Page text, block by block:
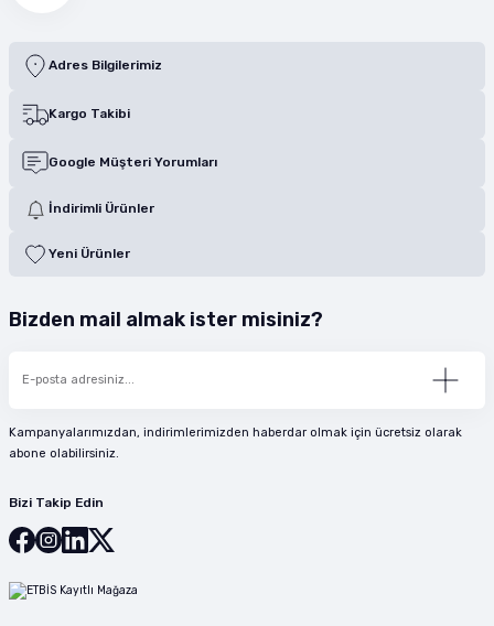
Adres Bilgilerimiz
Kargo Takibi
Google Müşteri Yorumları
İndirimli Ürünler
Yeni Ürünler
Bizden mail almak ister misiniz?
Kampanyalarımızdan, indirimlerimizden haberdar olmak için ücretsiz olarak
abone olabilirsiniz.
Bizi Takip Edin